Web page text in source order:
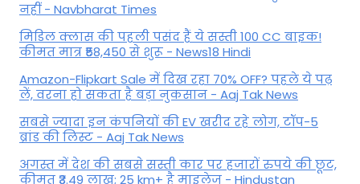
नहीं - Navbharat Times
मिडिल क्लास की पहली पसंद हैं ये सस्ती 100 CC बाइक!
कीमत मात्र ₹58,450 से शुरू - News18 Hindi
Amazon-Flipkart Sale में दिख रहा 70% OFF? पहले ये पढ़
लें, वरना हो सकता है बड़ा नुकसान - Aaj Tak News
सबसे ज्यादा इन कंपनियों की EV खरीद रहे लोग, टॉप-5
ब्रांड की लिस्ट - Aaj Tak News
अगस्त में देश की सबसे सस्ती कार पर हजारों रुपये की छूट,
कीमत ₹3.49 लाख; 25 km+ है माइलेज - Hindustan